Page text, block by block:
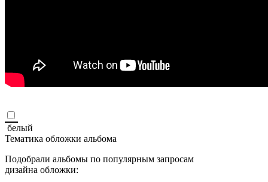
белый
Тематика обложки альбома
Подобрали альбомы по популярным запросам
дизайна обложки: